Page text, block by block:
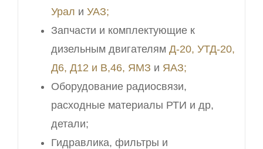
Урал и УАЗ;
Запчасти и комплектующие к
дизельным двигателям Д-20, УТД-20,
Д6, Д12 и В,46, ЯМЗ и ЯАЗ;
Оборудование радиосвязи,
расходные материалы РТИ и др,
детали;
Гидравлика, фильтры и